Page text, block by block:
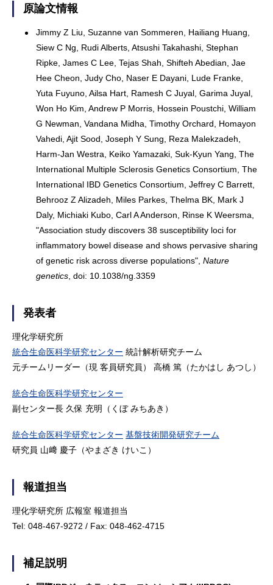
原論文情報
Jimmy Z Liu, Suzanne van Sommeren, Hailiang Huang,
Siew C Ng, Rudi Alberts, Atsushi Takahashi, Stephan
Ripke, James C Lee, Tejas Shah, Shifteh Abedian, Jae
Hee Cheon, Judy Cho, Naser E Dayani, Lude Franke,
Yuta Fuyuno, Ailsa Hart, Ramesh C Juyal, Garima Juyal,
Won Ho Kim, Andrew P Morris, Hossein Poustchi, William
G Newman, Vandana Midha, Timothy Orchard, Homayon
Vahedi, Ajit Sood, Joseph Y Sung, Reza Malekzadeh,
Harm-Jan Westra, Keiko Yamazaki, Suk-Kyun Yang, The
International Multiple Sclerosis Genetics Consortium, The
International IBD Genetics Consortium, Jeffrey C Barrett,
Behrooz Z Alizadeh, Miles Parkes, Thelma BK, Mark J
Daly, Michiaki Kubo, Carl A Anderson, Rinse K Weersma,
"Association study discovers 38 susceptibility loci for
inflammatory bowel disease and shows pervasive sharing
of genetic risk across diverse populations",Nature
genetics , doi: 10.1038/ng.3359
発表者
理化学研究所
統合生命医科学研究センター 統計解析研究チーム
元チームリーダー（現 客員研究員） 高橋 篤（たかはし あつし）
統合生命医科学研究センター
副センター長 久保 充明（くぼ みちあき）
統合生命医科学研究センター 基盤技術開発研究チーム
研究員 山﨑 慶子（やまざき けいこ）
報道担当
理化学研究所 広報室 報道担当
Tel: 048-467-9272 / Fax: 048-462-4715
補足説明